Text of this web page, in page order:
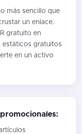
más sencillo que
un enlace.
gratuito en
estáticos gratuitos
en un activo